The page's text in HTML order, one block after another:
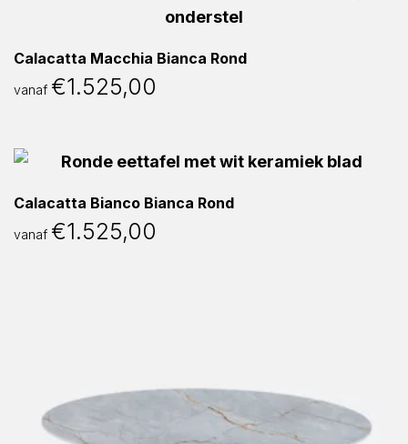
Calacatta Macchia Bianca Rond
vanaf €1.525,00
Calacatta Bianco Bianca Rond
vanaf €1.525,00